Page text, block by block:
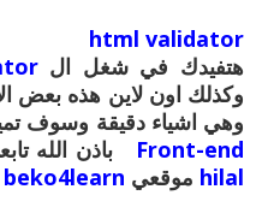
html validator
هتفيدك في شغل ال
وكذلك اون لاين هذه بعض
وهي اشياء دقيقة وسوف
Front-end باذن الله
hilal موقعي beko4learn